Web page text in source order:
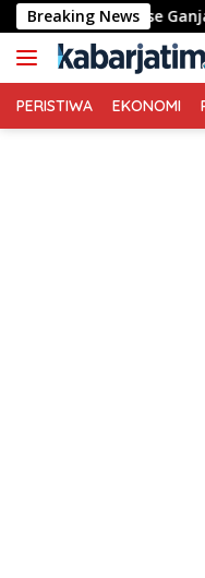
Langsung
ke
konten
Breaking News
Ganja di PN
PERISTIWA EKONOMI